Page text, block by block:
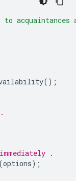
acquaintances
();
.
(options);